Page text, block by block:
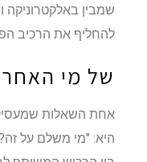
שמבין באלקטרוניקה
להחליף את הרכיב
של מי
אחת השאלות
היא: "מי משלם על